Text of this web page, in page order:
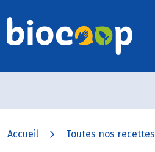
Accueil Toutes nos recettes